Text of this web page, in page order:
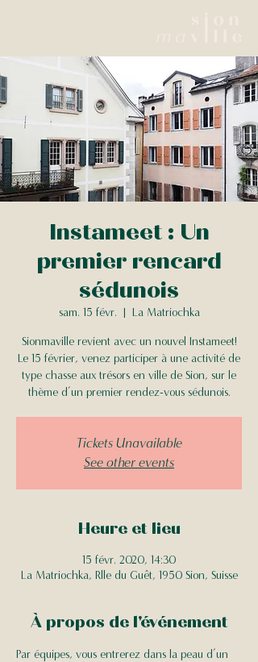
Instameet : Un
premier rencard
sédunois
sam. 15 févr.
  |
La Matriochka
Sionmaville revient avec un nouvel Instameet!
Le 15 février, venez participer à une activité de
type chasse aux trésors en ville de Sion, sur le
thème d’un premier rendez-vous sédunois.
Tickets Unavailable
See other events
Heure et lieu
15 févr. 2020, 14:30
La Matriochka, Rlle du Guêt, 1950 Sion, Suisse
À propos de l'événement
Par équipes, vous entrerez dans la peau d’un